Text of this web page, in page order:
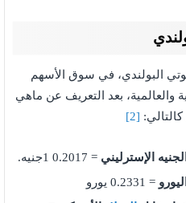
البولندي، في سوق الأسهم
والعالمية، بعد التعريف عن ماهي
[2]
الإسترليني = 0.2017 1جنيه.
= 0.2331 يورو